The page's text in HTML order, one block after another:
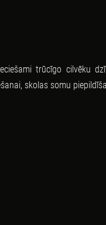
trūcīgo cilvēku
skolas somu